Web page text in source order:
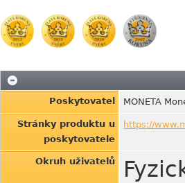
Poskytovatel MONETA
Stránky produktu u
poskytovatele
https://
Okruh uživatelů